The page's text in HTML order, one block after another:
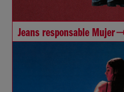
Jeans responsable Mujer